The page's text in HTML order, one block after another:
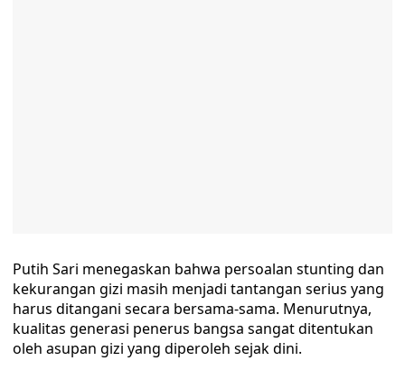
Putih Sari menegaskan bahwa persoalan stunting dan
kekurangan gizi masih menjadi tantangan serius yang
harus ditangani secara bersama-sama. Menurutnya,
kualitas generasi penerus bangsa sangat ditentukan
oleh asupan gizi yang diperoleh sejak dini.